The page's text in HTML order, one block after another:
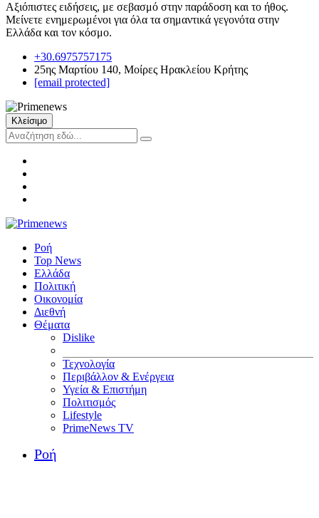
Αξιόπιστες ειδήσεις, με σεβασμό στην παράδοση και το ήθος.
Μείνετε ενημερωμένοι για όλα τα σημαντικά γεγονότα στην
Ελλάδα και τον κόσμο.
+30.6975757175
25ης Μαρτίου 140, Μοίρες Ηρακλείου Κρήτης
[email protected]
Κλείσιμο
Ροή
Top News
Ελλάδα
Πολιτική
Οικονομία
Διεθνή
Θέματα
Dislike
Τεχνολογία
Περιβάλλον & Ενέργεια
Υγεία & Επιστήμη
Πολιτισμός
Lifestyle
PrimeNews TV
Ροή